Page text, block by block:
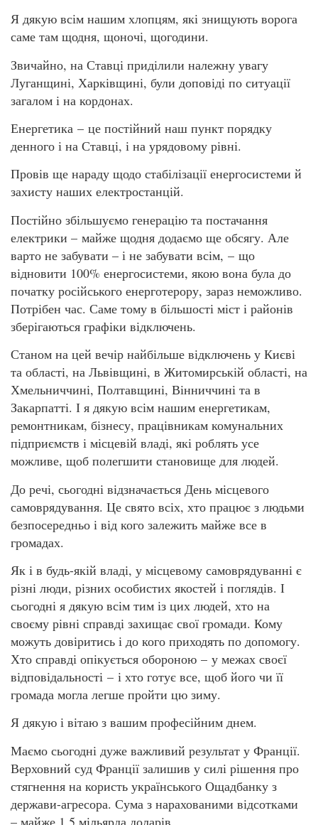
Я дякую всім нашим хлопцям, які знищують ворога
саме там щодня, щоночі, щогодини.
Звичайно, на Ставці приділили належну увагу
Луганщині, Харківщині, були доповіді по ситуації
загалом і на кордонах.
Енергетика – це постійний наш пункт порядку
денного і на Ставці, і на урядовому рівні.
Провів ще нараду щодо стабілізації енергосистеми й
захисту наших електростанцій.
Постійно збільшуємо генерацію та постачання
електрики – майже щодня додаємо ще обсягу. Але
варто не забувати – і не забувати всім, – що
відновити 100% енергосистеми, якою вона була до
початку російського енерготерору, зараз неможливо.
Потрібен час. Саме тому в більшості міст і районів
зберігаються графіки відключень.
Станом на цей вечір найбільше відключень у Києві
та області, на Львівщині, в Житомирській області, на
Хмельниччині, Полтавщині, Вінниччині та в
Закарпатті. І я дякую всім нашим енергетикам,
ремонтникам, бізнесу, працівникам комунальних
підприємств і місцевій владі, які роблять усе
можливе, щоб полегшити становище для людей.
До речі, сьогодні відзначається День місцевого
самоврядування. Це свято всіх, хто працює з людьми
безпосередньо і від кого залежить майже все в
громадах.
Як і в будь-якій владі, у місцевому самоврядуванні є
різні люди, різних особистих якостей і поглядів. І
сьогодні я дякую всім тим із цих людей, хто на
своєму рівні справді захищає свої громади. Кому
можуть довіритись і до кого приходять по допомогу.
Хто справді опікується обороною – у межах своєї
відповідальності – і хто готує все, щоб його чи її
громада могла легше пройти цю зиму.
Я дякую і вітаю з вашим професійним днем.
Маємо сьогодні дуже важливий результат у Франції.
Верховний суд Франції залишив у силі рішення про
стягнення на користь українського Ощадбанку з
держави-агресора. Сума з нарахованими відсотками
– майже 1,5 мільярда доларів.